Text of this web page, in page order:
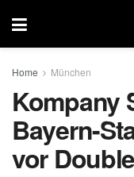
Home München
Kompany
Bayern-
vor